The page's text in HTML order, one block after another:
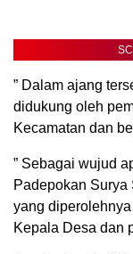
” Dalam ajang
didukung oleh
Kecamatan dan
” Sebagai wujud
Padepokan Surya
yang
Kepala Desa dan